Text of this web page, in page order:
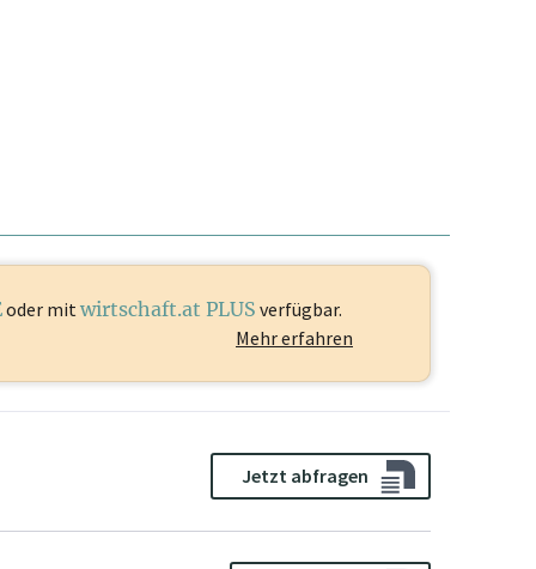
oder mit wirtschaft.at PLUS verfügbar.
Mehr erfahren
Jetzt abfragen